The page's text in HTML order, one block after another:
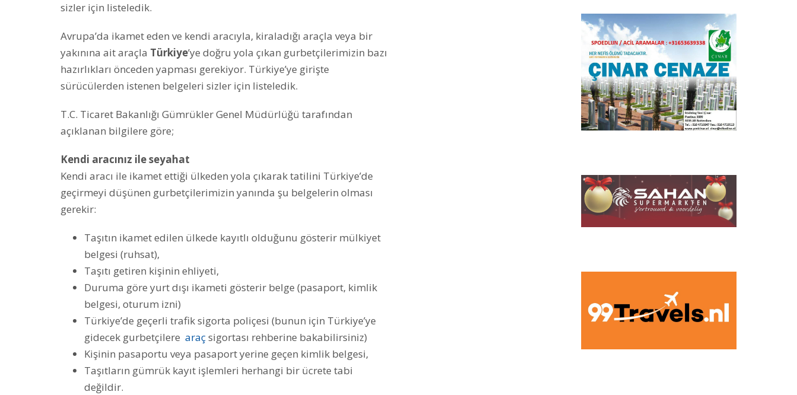
sizler için listeledik.
Avrupa’da ikamet eden ve kendi aracıyla, kiraladığı araçla veya bir
yakınına ait araçla Türkiye’ye doğru yola çıkan gurbetçilerimizin bazı
hazırlıkları önceden yapması gerekiyor. Türkiye’ye girişte
sürücülerden istenen belgeleri sizler için listeledik.
T.C. Ticaret Bakanlığı Gümrükler Genel Müdürlüğü tarafından
açıklanan bilgilere göre;
Kendi aracınız ile seyahat
Kendi aracı ile ikamet ettiği ülkeden yola çıkarak tatilini Türkiye’de
geçirmeyi düşünen gurbetçilerimizin yanında şu belgelerin olması
gerekir:
Taşıtın ikamet edilen ülkede kayıtlı olduğunu gösterir mülkiyet
belgesi (ruhsat),
Taşıtı getiren kişinin ehliyeti,
Duruma göre yurt dışı ikameti gösterir belge (pasaport, kimlik
belgesi, oturum izni)
Türkiye’de geçerli trafik sigorta poliçesi (bunun için Türkiye’ye
gidecek gurbetçilere araçsigortası rehberine bakabilirsiniz)
Kişinin pasaportu veya pasaport yerine geçen kimlik belgesi,
Taşıtların gümrük kayıt işlemleri herhangi bir ücrete tabi
değildir.